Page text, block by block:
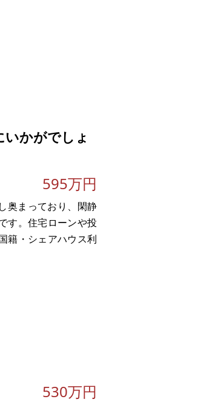
かがでしょ
595万円
奥まっており、閑静
す。住宅ローンや投
籍・シェアハウス利
530万円